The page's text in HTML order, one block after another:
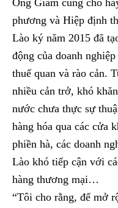
Ông Giám cũng cho
phương và Hiệp định
Lào ký năm 2015 đã
động của doanh
thuế quan và rào cản.
nhiều cản trở, khó
nước chưa thực sự
hàng hóa qua các cửa
phiền hà, các doanh
Lào khó tiếp cận với
hàng thương mại…
“Tôi cho rằng, để mở